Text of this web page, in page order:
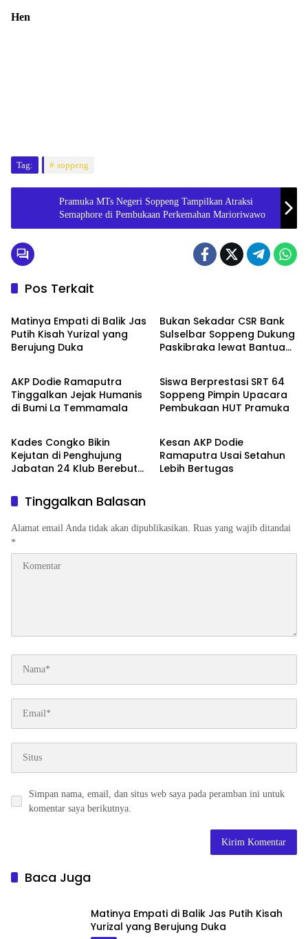
Hen
Tag: soppeng
Pramuka MTs Negeri Soppeng Tampilkan Atraksi
Semaphore di Pembukaan Perkemahan Marioriwawo
Pos Terkait
Metro
Matinya Empati di Balik Jas
Putih Kisah Yurizal yang
Berujung Duka
Bukan Sekadar CSR Bank
Sulselbar Soppeng Dukung
Paskibraka lewat Bantuan
Metro
AKP Dodie Ramaputra
Tinggalkan Jejak Humanis
di Bumi La Temmamala
Metro
Siswa Berprestasi SRT 64
Soppeng Pimpin Upacara
Pembukaan HUT Pramuka
Metro
Kades Congko Bikin
Kejutan di Penghujung
Jabatan 24 Klub Berebut
Metro
Kesan AKP Dodie
Ramaputra Usai Setahun
Lebih Bertugas
Tinggalkan Balasan
Alamat email Anda tidak akan dipublikasikan. Ruas yang wajib ditandai
*
Simpan nama, email, dan situs web saya pada peramban ini untuk
komentar saya berikutnya.
Baca Juga
Matinya Empati di Balik Jas Putih Kisah
Yurizal yang Berujung Duka